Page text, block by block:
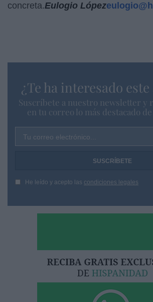
concreta.Eulogio López
¿Te ha interesado
Suscríbete a nuestro newsletter y
en tu correo lo más destacado
Tu correo electrónico...
He leído y acepto las condiciones legales